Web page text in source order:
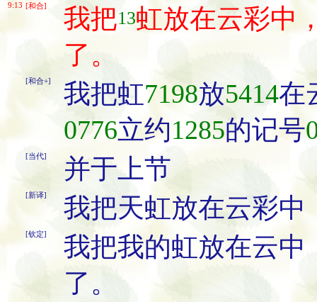
9:13 [和合] 我把13虹放在云彩中
了。
[和合+] 我把虹7198放5414在
0776立约1285的记号
[当代] 并于上节
[新译] 我把天虹放在云彩中
[钦定]
我把我的虹放在云中
了。